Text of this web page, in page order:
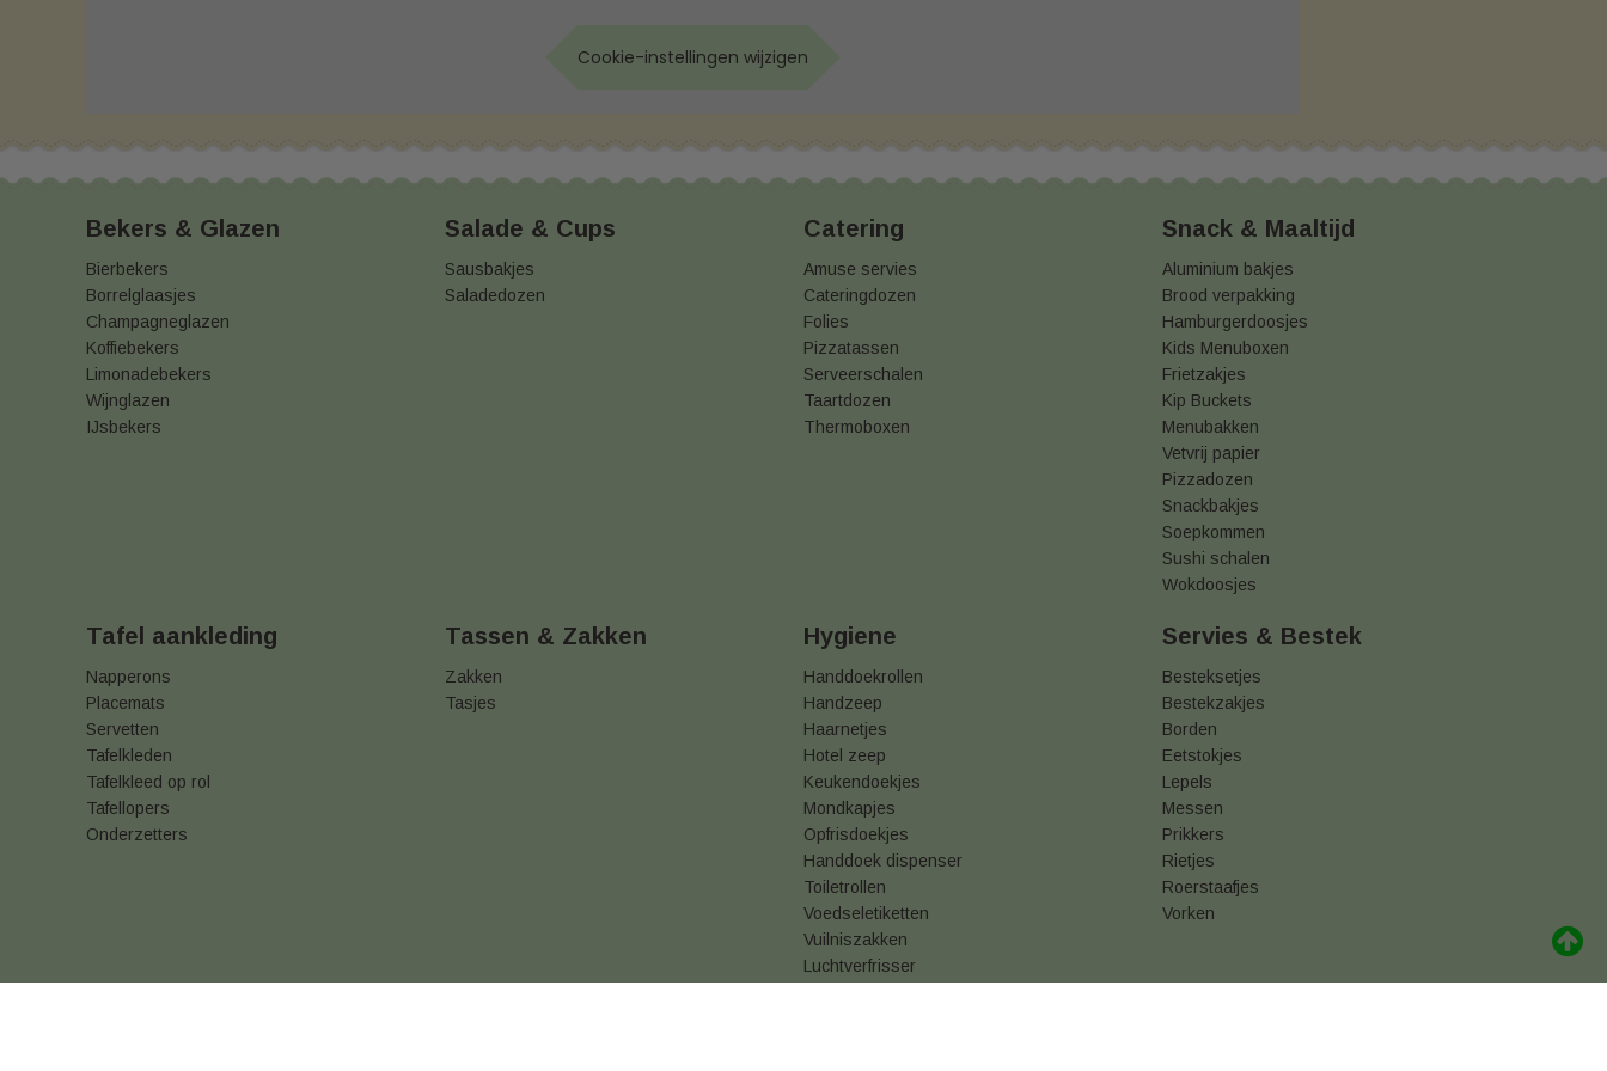
Cookie-instellingen wijzigen
Bekers & Glazen
Bierbekers
Borrelglaasjes
Champagneglazen
Koffiebekers
Limonadebekers
Wijnglazen
IJsbekers
Salade & Cups
Sausbakjes
Saladedozen
Catering
Amuse servies
Cateringdozen
Folies
Pizzatassen
Serveerschalen
Taartdozen
Thermoboxen
Snack & Maaltijd
Aluminium bakjes
Brood verpakking
Hamburgerdoosjes
Kids Menuboxen
Frietzakjes
Kip Buckets
Menubakken
Vetvrij papier
Pizzadozen
Snackbakjes
Soepkommen
Sushi schalen
Wokdoosjes
Tafel aankleding
Napperons
Placemats
Servetten
Tafelkleden
Tafelkleed op rol
Tafellopers
Onderzetters
Tassen & Zakken
Zakken
Tasjes
Hygiene
Handdoekrollen
Handzeep
Haarnetjes
Hotel zeep
Keukendoekjes
Mondkapjes
Opfrisdoekjes
Handdoek dispenser
Toiletrollen
Voedseletiketten
Vuilniszakken
Luchtverfrisser
Servies & Bestek
Besteksetjes
Bestekzakjes
Borden
Eetstokjes
Lepels
Messen
Prikkers
Rietjes
Roerstaafjes
Vorken